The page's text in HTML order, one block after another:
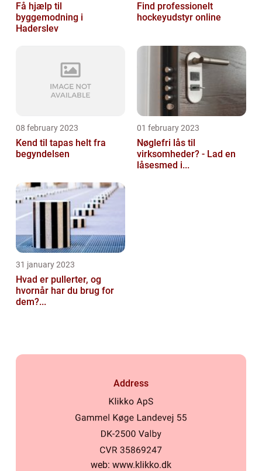
Få hjælp til
byggemodning i
Haderslev
Find professionelt
hockeyudstyr online
08 february 2023
Kend til tapas helt fra
begyndelsen
01 february 2023
Nøglefri lås til
virksomheder? - Lad en
låsesmed i...
31 january 2023
Hvad er pullerter, og
hvornår har du brug for
dem?...
Address
web: www.klikko.dk